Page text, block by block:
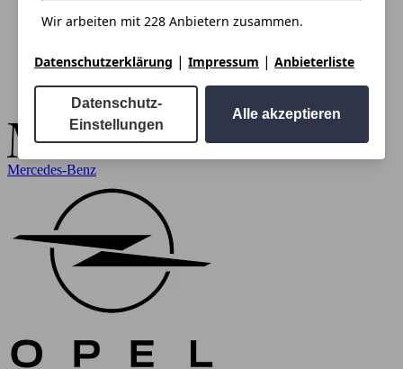
Mercedes-Benz
Wir arbeiten mit 228 Anbietern zusammen.
Datenschutzerklärung | Impressum | Anbieterliste
Datenschutz-
Einstellungen
Alle akzeptieren